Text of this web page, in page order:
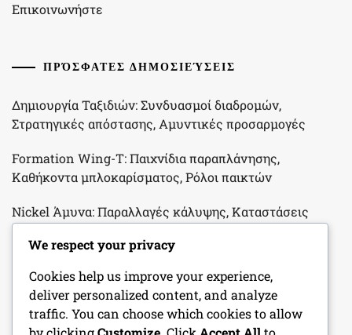
Επικοινωνήστε
ΠΡΌΣΦΑΤΕΣ ΔΗΜΟΣΙΕΎΣΕΙΣ
Δημιουργία Ταξιδιών: Συνδυασμοί διαδρομών,
Στρατηγικές απόστασης, Αμυντικές προσαρμογές
Formation Wing-T: Παιχνίδια παραπλάνησης,
Καθήκοντα μπλοκαρίσματος, Ρόλοι παικτών
Nickel Άμυνα: Παραλλαγές κάλυψης, Καταστάσεις
χρήσης, Προσαρμογές προσωπικού στο Παιδικό
Ποδόσφαιρο
Πακέτα Blitz: Χρονοδιάγραμμα, Ρόλοι παικτών,
Επιθετικά αντεπίθετα στο Νεανικό Ποδόσφαιρο
We respect your privacy
Cookies help us improve your experience,
deliver personalized content, and analyze
traffic. You can choose which cookies to allow